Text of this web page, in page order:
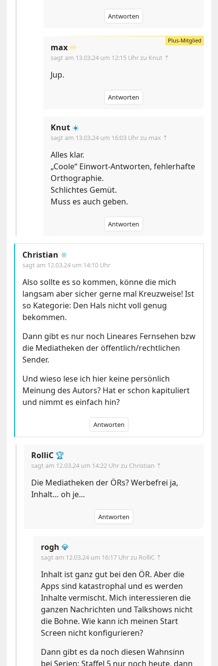
Antworten
max ♾️
sagt am 13.03.24 um 12:15 Uhrzu Knut ⇡
Jup.
Antworten
Knut ☀️
sagt am 13.03.24 um 16:03 Uhrzu max ⇡
Alles klar.
„Coole“ Einwort-Antworten, fehlerhafte
Orthographie.
Schlichtes Gemüt.
Muss es auch geben.
Antworten
Christian 🔆
sagt am 12.03.24 um 14:10 Uhr
Also sollte es so kommen, könne die mich
langsam aber sicher gerne mal Kreuzweise! Ist
so Kategorie: Den Hals nicht voll genug
bekommen.
Dann gibt es nur noch Lineares Fernsehen bzw
die Mediatheken der öffentlich/rechtlichen
Sender.
Und wieso lese ich hier keine persönlich
Meinung des Autors? Hat er schon kapituliert
und nimmt es einfach hin?
Antworten
RolliC 🏆
sagt am 12.03.24 um 14:22 Uhrzu Christian ⇡
Die Mediatheken der ÖRs? Werbefrei ja,
Inhalt… oh je…
Antworten
rogh 💎
sagt am 12.03.24 um 16:17 Uhrzu RolliC ⇡
Inhalt ist ganz gut bei den ÖR. Aber die
Apps sind katastrophal und es werden
Inhalte vermischt. Mich interessieren die
ganzen Nachrichten und Talkshows nicht
die Bohne. Wie kann ich meinen Start
Screen nicht konfigurieren?
Dann gibt es da noch diesen Wahnsinn
bei Serien: Staffel 5 nur noch heute, dann